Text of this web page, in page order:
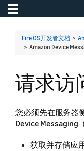
Toggle navigation
Fire OS开发者文档 >
> Amazon Device
请求访
您必须先在服务器
Device Messaging
获取并存储应